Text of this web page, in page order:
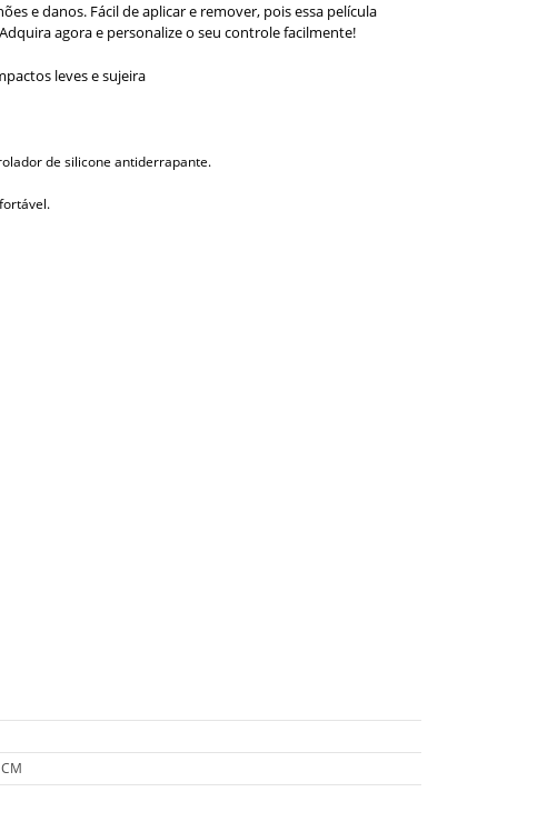
e danos. Fácil de aplicar e remover, pois essa película
agora e personalize o seu controle facilmente!
leves e sujeira
de silicone antiderrapante.